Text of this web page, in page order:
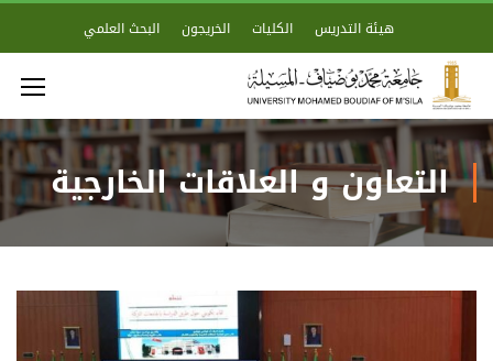
هيئة التدريس الكليات الخريجون البحث العلمي
التعاون و العلاقات الخارجية